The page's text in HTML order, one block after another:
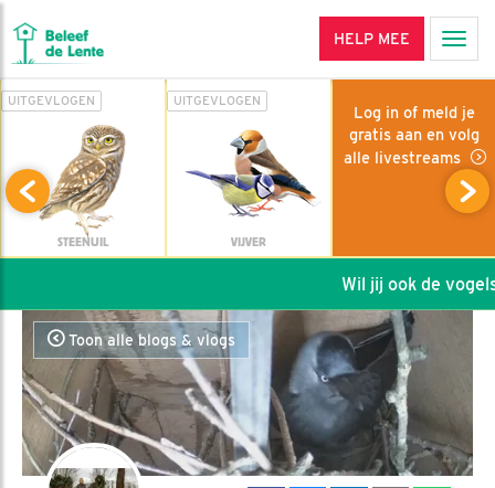
HELP MEE
UITGEVLOGEN
STEENUIL
UITGEVLOGEN
VIJVER
Log in of meld je
gratis aan en volg
alle livestreams
Wil jij ook de
Toon alle blogs & vlogs